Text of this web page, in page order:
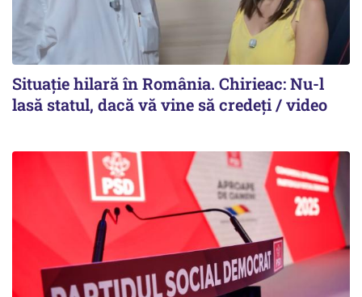
Situație hilară în România. Chirieac: Nu-l
lasă statul, dacă vă vine să credeți / video